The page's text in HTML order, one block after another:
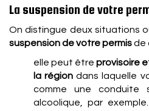
La suspension de votre
On distingue deux situations
suspension de votre permisde
elle peut être provisoire
la région dans laquelle
comme une conduite
alcoolique, par